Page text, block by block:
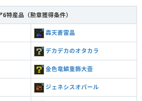
6特産品（勲章獲得条件）
轟天蒼雷晶
デカデカのオタカラ
金色竜鱗重飾大壺
ジェネシスオパール